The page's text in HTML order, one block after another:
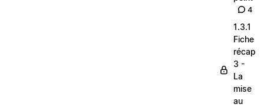
4
1.3.1
Fiche
récap
3 -
La
mise
au